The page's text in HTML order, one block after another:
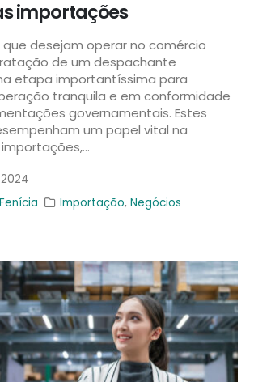
importações
desejam operar no comércio
de um despachante
etapa importantíssima para
tranquila e em conformidade
governamentais. Estes
um papel vital na
Importação, Negócios